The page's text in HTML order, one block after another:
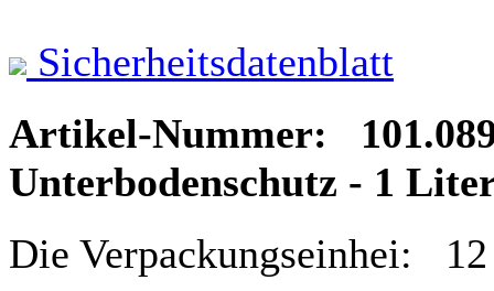
Sicherheitsdatenblatt
Artikel-Nummer:
Unterbodenschutz - 1
Die Verpackungseinhei: